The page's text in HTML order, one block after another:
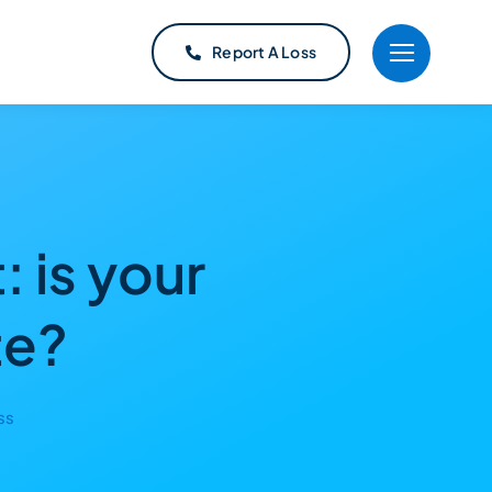
Report A Loss
is your